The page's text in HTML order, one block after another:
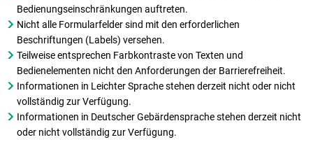
Bedienungseinschränkungen auftreten.
Nicht alle Formularfelder sind mit den erforderlichen
Beschriftungen (Labels) versehen.
Teilweise entsprechen Farbkontraste von Texten und
Bedienelementen nicht den Anforderungen der Barrierefreiheit.
Informationen in Leichter Sprache stehen derzeit nicht oder nicht
vollständig zur Verfügung.
Informationen in Deutscher Gebärdensprache stehen derzeit nicht
oder nicht vollständig zur Verfügung.